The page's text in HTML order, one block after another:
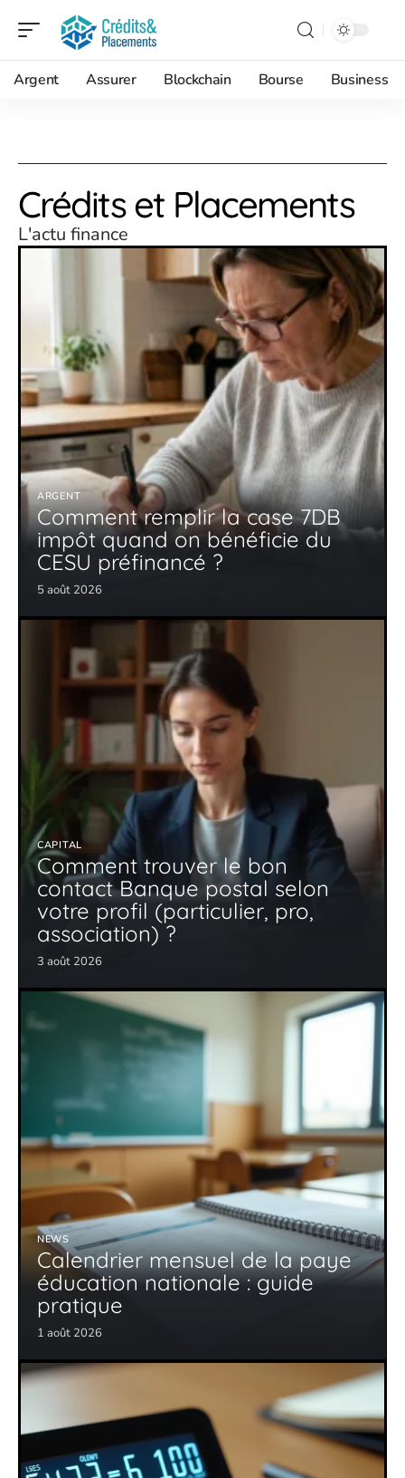
Argent Assurer Blockchain Bourse Business
Crédits et Placements
L'actu finance
ARGENT
Comment remplir la case 7DB
impôt quand on bénéficie du
CESU préfinancé ?
5 août 2026
CAPITAL
Comment trouver le bon
contact Banque postal selon
votre profil (particulier, pro,
association) ?
3 août 2026
NEWS
Calendrier mensuel de la paye
éducation nationale : guide
pratique
1 août 2026